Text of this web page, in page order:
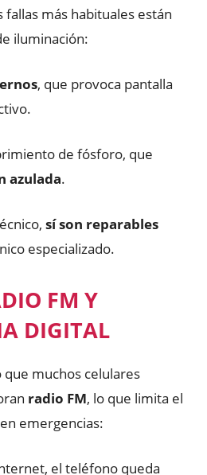
fallas más habituales están
iluminación:
, que provoca pantalla
de fósforo, que
azulada.
sí son reparables
especializado.
FM Y
DIGITAL
que muchos celulares
radio FM, lo que limita el
emergencias:
el teléfono queda